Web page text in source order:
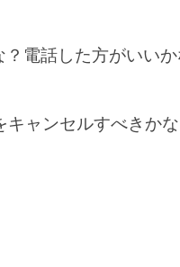
電話した方がいいか
キャンセルすべきか